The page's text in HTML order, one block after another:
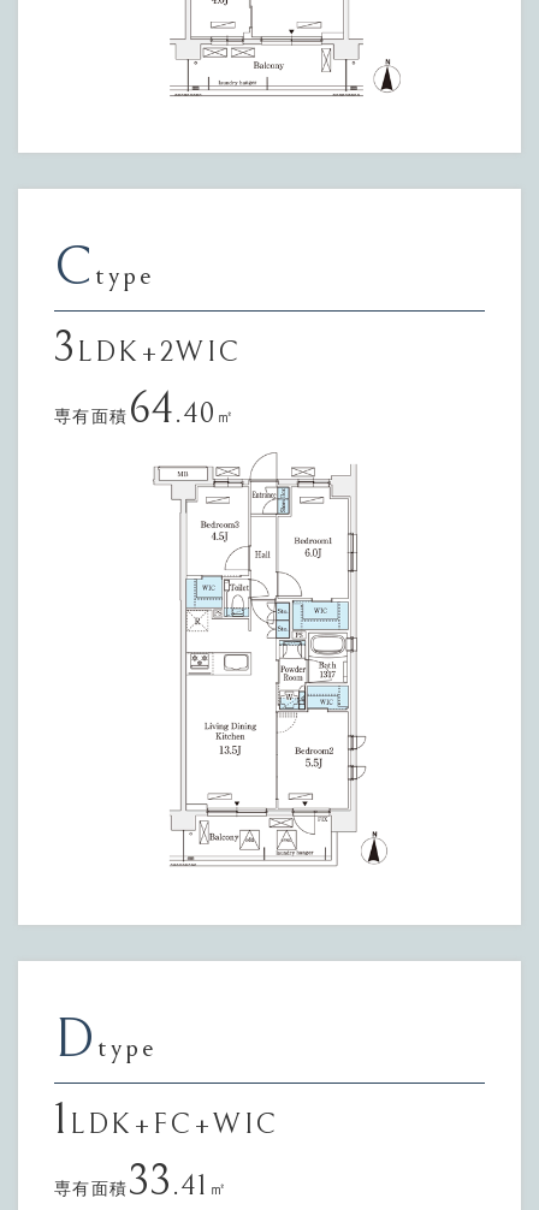
C type
3 LDK+2WIC
専有面積 64.40 ㎡
D type
1 LDK+FC+WIC
専有面積33.41 ㎡